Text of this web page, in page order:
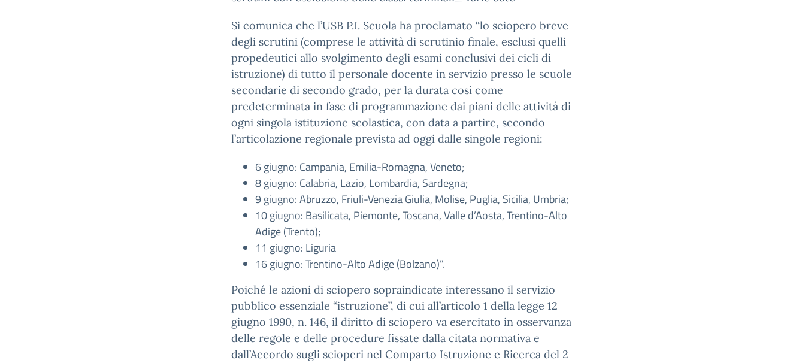
Si comunica che l’USB P.I. Scuola ha proclamato “lo sciopero breve
degli scrutini (comprese le attività di scrutinio finale, esclusi quelli
propedeutici allo svolgimento degli esami conclusivi dei cicli di
istruzione) di tutto il personale docente in servizio presso le scuole
secondarie di secondo grado, per la durata così come
predeterminata in fase di programmazione dai piani delle attività di
ogni singola istituzione scolastica, con data a partire, secondo
l’articolazione regionale prevista ad oggi dalle singole regioni:
6 giugno: Campania, Emilia-Romagna, Veneto;
8 giugno: Calabria, Lazio, Lombardia, Sardegna;
9 giugno: Abruzzo, Friuli-Venezia Giulia, Molise, Puglia, Sicilia, Umbria;
10 giugno: Basilicata, Piemonte, Toscana, Valle d’Aosta, Trentino-Alto
Adige (Trento);
11 giugno: Liguria
16 giugno: Trentino-Alto Adige (Bolzano)”.
Poiché le azioni di sciopero sopraindicate interessano il servizio
pubblico essenziale “istruzione”, di cui all’articolo 1 della legge 12
giugno 1990, n. 146, il diritto di sciopero va esercitato in osservanza
delle regole e delle procedure fissate dalla citata normativa e
dall’Accordo sugli scioperi nel Comparto Istruzione e Ricerca del 2